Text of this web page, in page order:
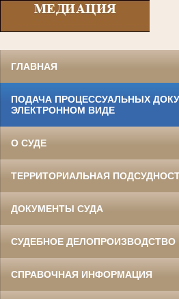
ГЛАВНАЯ
ПОДАЧА ПРОЦЕССУАЛЬНЫХ
ЭЛЕКТРОННОМ ВИДЕ
О СУДЕ
ТЕРРИТОРИАЛЬНАЯ
ДОКУМЕНТЫ СУДА
СУДЕБНОЕ ДЕЛОПРОИЗВОДСТВО
СПРАВОЧНАЯ ИНФОРМАЦИЯ